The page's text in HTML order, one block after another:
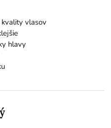
vlasov
hlavy